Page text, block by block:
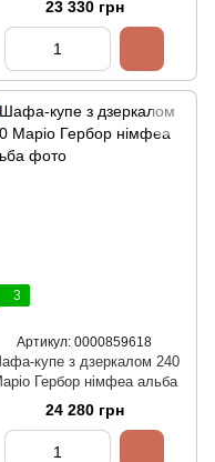
23 330 грн
3
Артикул: 0000859618
купе з дзеркалом 240
Гербор німфеа альба
24 280 грн